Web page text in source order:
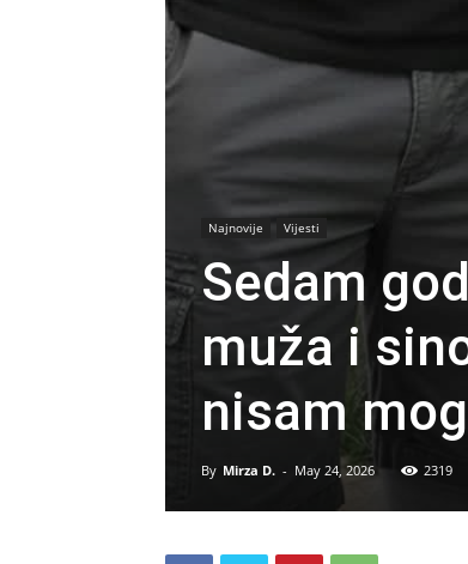
Najnovije Vijesti
Sedam
muža i
nisam
By Mirza D. - May 24, 2026 2319